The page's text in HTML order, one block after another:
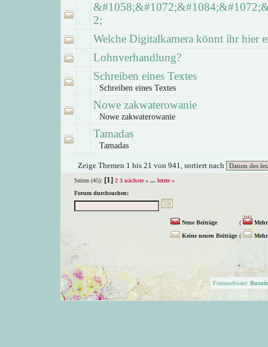
2;
Welche Digitalkamera könnt ihr hier
Lohnverhandlung?
Schreiben eines Textes
Schreiben eines Textes
Nowe zakwaterowanie
Nowe zakwaterowanie
Tamadas
Tamadas
Zeige Themen 1 bis 21 von 941, sortiert nach
Seiten (45): [1] 2 3 nächste » ... letzte »
Forum durchsuchen:
Neue Beiträge (
Keine neuen Beiträge (
Forensoftware: